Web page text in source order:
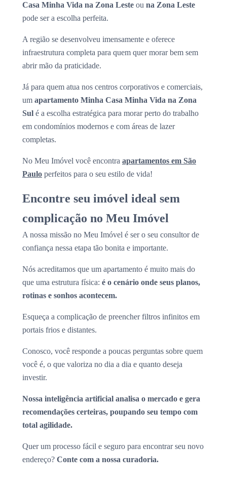
Casa Minha Vida na Zona Leste ou na Zona Leste
pode ser a escolha perfeita.
A região se desenvolveu imensamente e oferece
infraestrutura completa para quem quer morar bem sem
abrir mão da praticidade.
Já para quem atua nos centros corporativos e comerciais,
um apartamento Minha Casa Minha Vida na Zona
Sul é a escolha estratégica para morar perto do trabalho
em condomínios modernos e com áreas de lazer
completas.
No Meu Imóvel você encontra apartamentos em São
Paulo perfeitos para o seu estilo de vida!
Encontre seu imóvel ideal sem
complicação no Meu Imóvel
A nossa missão no Meu Imóvel é ser o seu consultor de
confiança nessa etapa tão bonita e importante.
Nós acreditamos que um apartamento é muito mais do
que uma estrutura física: é o cenário onde seus planos,
rotinas e sonhos acontecem.
Esqueça a complicação de preencher filtros infinitos em
portais frios e distantes.
Conosco, você responde a poucas perguntas sobre quem
você é, o que valoriza no dia a dia e quanto deseja
investir.
Nossa inteligência artificial analisa o mercado e gera
recomendações certeiras, poupando seu tempo com
total agilidade.
Quer um processo fácil e seguro para encontrar seu novo
endereço? Conte com a nossa curadoria.